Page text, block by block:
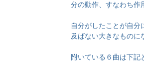
分の動作、すなわち作
自分がしたことが自分
及ばない大きなものに
附いている６曲は下記